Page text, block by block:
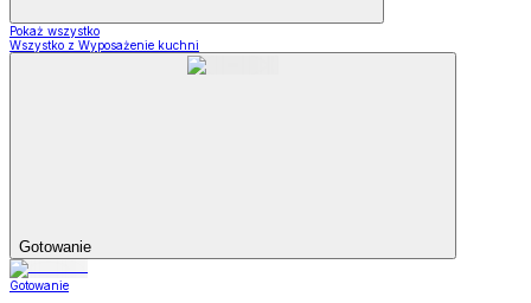
Pokaż wszystko
Wszystko z Wyposażenie kuchni
Gotowanie
Gotowanie